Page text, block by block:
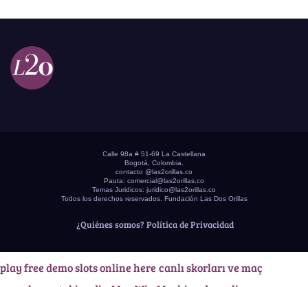
Calle 98a # 51-69 La Castellana
Bogotá, Colombia.
contacto @las2orillas.co
Pauta: comercial@las2orillas.co
Temas Juridicos: juridico@las2orillas.co
Todos los derechos reservados. Fundación Las Dos Orillas
¿Quiénes somos? Política de Privacidad
play free demo slots online here canlı skorları ve maç